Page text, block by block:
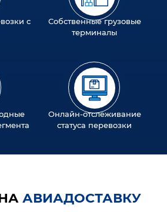
с
Собственные грузовые
терминалы
Онлайн-отслеживание
статуса перевозки
АВИАДОСТАВКУ